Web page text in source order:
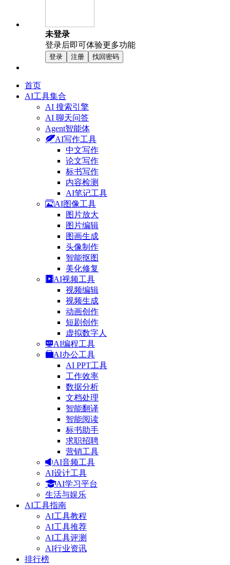
未登录
登录后即可体验更多功能
登录 注册 找回密码
首页
AI工具集合
AI 搜索引擎
AI 聊天问答
Agent智能体
AI写作工具
中文写作
论文写作
标书写作
内容检测
AI笔记工具
AI图像工具
图片放大
图片编辑
图画生成
头像制作
智能抠图
美化修复
AI视频工具
视频编辑
视频生成
动画创作
短剧创作
虚拟数字人
AI编程工具
AI办公工具
AI PPT工具
工作效率
数据分析
文档处理
智能翻译
智能阅读
标书助手
求职招聘
营销工具
AI音频工具
AI设计工具
AI学习平台
生活与娱乐
AI工具指南
AI工具教程
AI工具推荐
AI工具评测
AI行业资讯
排行榜